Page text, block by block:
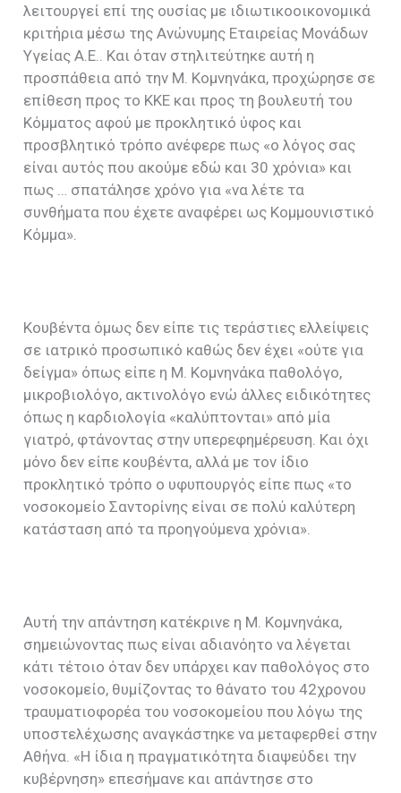
λειτουργεί επί της ουσίας με ιδιωτικοοικονομικά
κριτήρια μέσω της Ανώνυμης Εταιρείας Μονάδων
Υγείας Α.Ε.. Και όταν στηλιτεύτηκε αυτή η
προσπάθεια από την Μ. Κομνηνάκα, προχώρησε σε
επίθεση προς το ΚΚΕ και προς τη βουλευτή του
Κόμματος αφού με προκλητικό ύφος και
προσβλητικό τρόπο ανέφερε πως «ο λόγος σας
είναι αυτός που ακούμε εδώ και 30 χρόνια» και
πως … σπατάλησε χρόνο για «να λέτε τα
συνθήματα που έχετε αναφέρει ως Κομμουνιστικό
Κόμμα».
Κουβέντα όμως δεν είπε τις τεράστιες ελλείψεις
σε ιατρικό προσωπικό καθώς δεν έχει «ούτε για
δείγμα» όπως είπε η Μ. Κομνηνάκα παθολόγο,
μικροβιολόγο, ακτινολόγο ενώ άλλες ειδικότητες
όπως η καρδιολογία «καλύπτονται» από μία
γιατρό, φτάνοντας στην υπερεφημέρευση. Και όχι
μόνο δεν είπε κουβέντα, αλλά με τον ίδιο
προκλητικό τρόπο ο υφυπουργός είπε πως «το
νοσοκομείο Σαντορίνης είναι σε πολύ καλύτερη
κατάσταση από τα προηγούμενα χρόνια».
Αυτή την απάντηση κατέκρινε η Μ. Κομνηνάκα,
σημειώνοντας πως είναι αδιανόητο να λέγεται
κάτι τέτοιο όταν δεν υπάρχει καν παθολόγος στο
νοσοκομείο, θυμίζοντας το θάνατο του 42χρονου
τραυματιοφορέα του νοσοκομείου που λόγω της
υποστελέχωσης αναγκάστηκε να μεταφερθεί στην
Αθήνα. «Η ίδια η πραγματικότητα διαψεύδει την
κυβέρνηση» επεσήμανε και απάντησε στο